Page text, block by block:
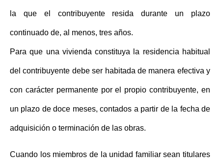
la que el contribuyente resida durante un plazo
continuado de, al menos, tres años.
Para que una vivienda constituya la residencia habitual
del contribuyente debe ser habitada de manera efectiva y
con carácter permanente por el propio contribuyente, en
un plazo dedoce meses, contados a partir de la fecha de
adquisición o terminación de las obras.
Cuando los miembros de la unidad familiar sean titulares